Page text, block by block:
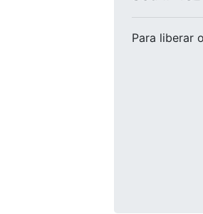
Para liberar